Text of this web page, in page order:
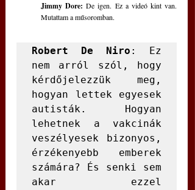
Jimmy Dore: De igen. Ez a videó kint van.
Mutattam a műsoromban.
Robert De Niro : Ez
nem arról szól, hogy
kérdőjelezzük meg,
hogyan lettek egyesek
autisták. Hogyan
lehetnek a vakcinák
veszélyesek bizonyos,
érzékenyebb emberek
számára? És senki sem
akar ezzel